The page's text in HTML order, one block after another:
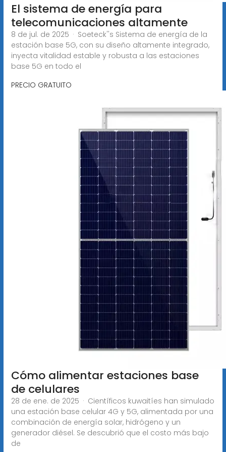
El sistema de energía para
telecomunicaciones altamente
8 de jul. de 2025 · Soeteck''s Sistema de energía de la
estación base 5G, con su diseño altamente integrado,
inyecta vitalidad estable y robusta a las estaciones
base 5G en todo el
PRECIO GRATUITO
Cómo alimentar estaciones base
de celulares
28 de ene. de 2025 · Científicos kuwaitíes han simulado
una estación base celular 4G y 5G, alimentada por una
combinación de energía solar, hidrógeno y un
generador diésel. Se descubrió que el costo más bajo
de